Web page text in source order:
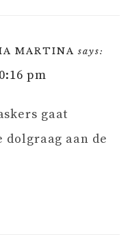
MARTINA says:
pm
gaat
aan de